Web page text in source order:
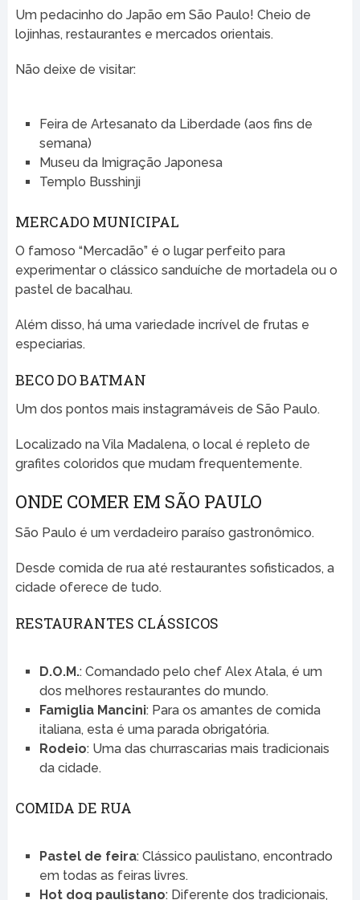
Um pedacinho do Japão em São Paulo! Cheio de
lojinhas, restaurantes e mercados orientais.
Não deixe de visitar:
Feira de Artesanato da Liberdade (aos fins de
semana)
Museu da Imigração Japonesa
Templo Busshinji
MERCADO MUNICIPAL
O famoso “Mercadão” é o lugar perfeito para
experimentar o clássico sanduíche de mortadela ou o
pastel de bacalhau.
Além disso, há uma variedade incrível de frutas e
especiarias.
BECO DO BATMAN
Um dos pontos mais instagramáveis de São Paulo.
Localizado na Vila Madalena, o local é repleto de
grafites coloridos que mudam frequentemente.
ONDE COMER EM SÃO PAULO
São Paulo é um verdadeiro paraíso gastronômico.
Desde comida de rua até restaurantes sofisticados, a
cidade oferece de tudo.
RESTAURANTES CLÁSSICOS
D.O.M.: Comandado pelo chef Alex Atala, é um
dos melhores restaurantes do mundo.
Famiglia Mancini: Para os amantes de comida
italiana, esta é uma parada obrigatória.
Rodeio: Uma das churrascarias mais tradicionais
da cidade.
COMIDA DE RUA
Pastel de feira: Clássico paulistano, encontrado
em todas as feiras livres.
Hot dog paulistano: Diferente dos tradicionais,